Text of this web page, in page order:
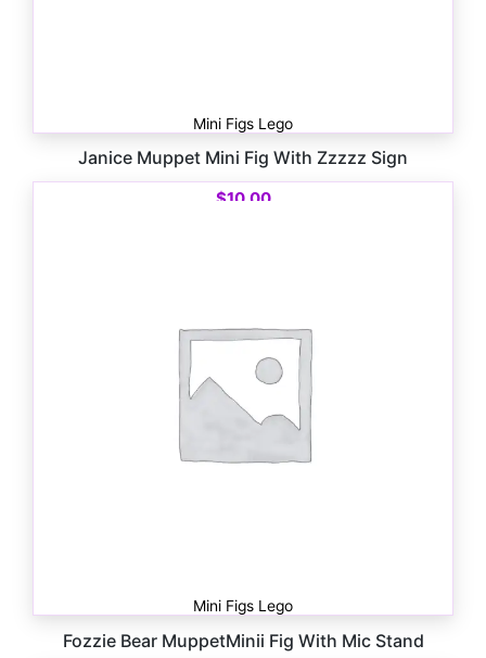
Mini Figs Lego
Janice Muppet Mini Fig With Zzzzz Sign
$10.00
Mini Figs Lego
Fozzie Bear MuppetMinii Fig With Mic Stand